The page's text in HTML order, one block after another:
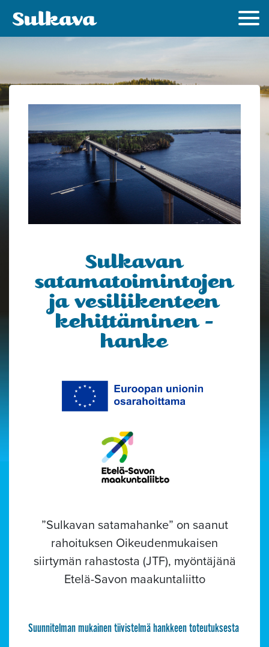
Sulkavan
satamatoimintojen
ja vesiliikenteen
kehittäminen -
hanke
”Sulkavan satamahanke” on saanut
rahoituksen Oikeudenmukaisen
siirtymän rahastosta (JTF), myöntäjänä
Etelä-Savon maakuntaliitto
Suunnitelman mukainen tiivistelmä hankkeen toteutuksesta